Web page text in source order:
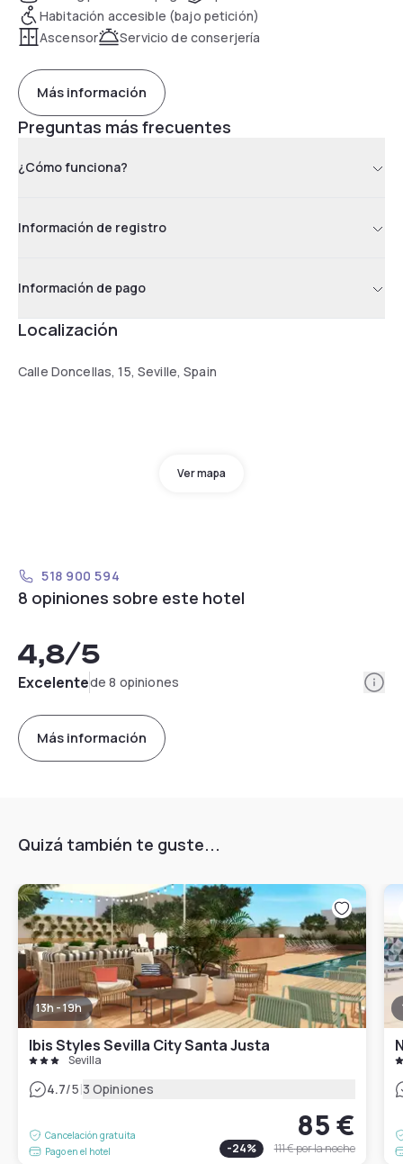
Habitación accesible (bajo petición)
Ascensor
Servicio de conserjería
Más información
Preguntas más frecuentes
¿Cómo funciona?
Información de registro
Información de pago
Localización
Calle Doncellas, 15, Seville, Spain
Ver mapa
518 900 594
8 opiniones sobre este hotel
4,8/5
Excelentede 8 opiniones
Más información
Quizá también te guste...
13h - 19h
Ibis Styles Sevilla City Santa Justa
Sevilla
4.7/5|3 Opiniones
Cancelación gratuita
Pago en el hotel
85 €
-24% 111 €por la noche